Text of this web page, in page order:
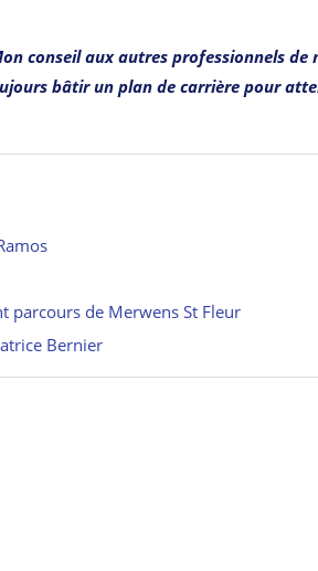
conseil aux autres professionnels de
bâtir un plan de carrière pour
parcours de Merwens St Fleur
Bernier